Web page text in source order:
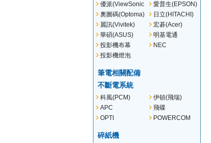
優派(ViewSonic
)
愛普生(EPSON)
奧圖碼(Optoma)
日立(HITACHI)
麗訊(Vivitek)
宏碁(Acer)
華碩(ASUS)
明基電通
(BENQ)
投影機布幕
NEC
投影機燈泡
筆電相關配備
不斷電系統
科風(PCM)
伊頓(飛瑞)
(EATON)
APC
飛碟
OPTI
POWERCOM
碎紙機